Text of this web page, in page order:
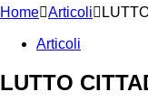
Home Articoli
Articoli
LUTTO